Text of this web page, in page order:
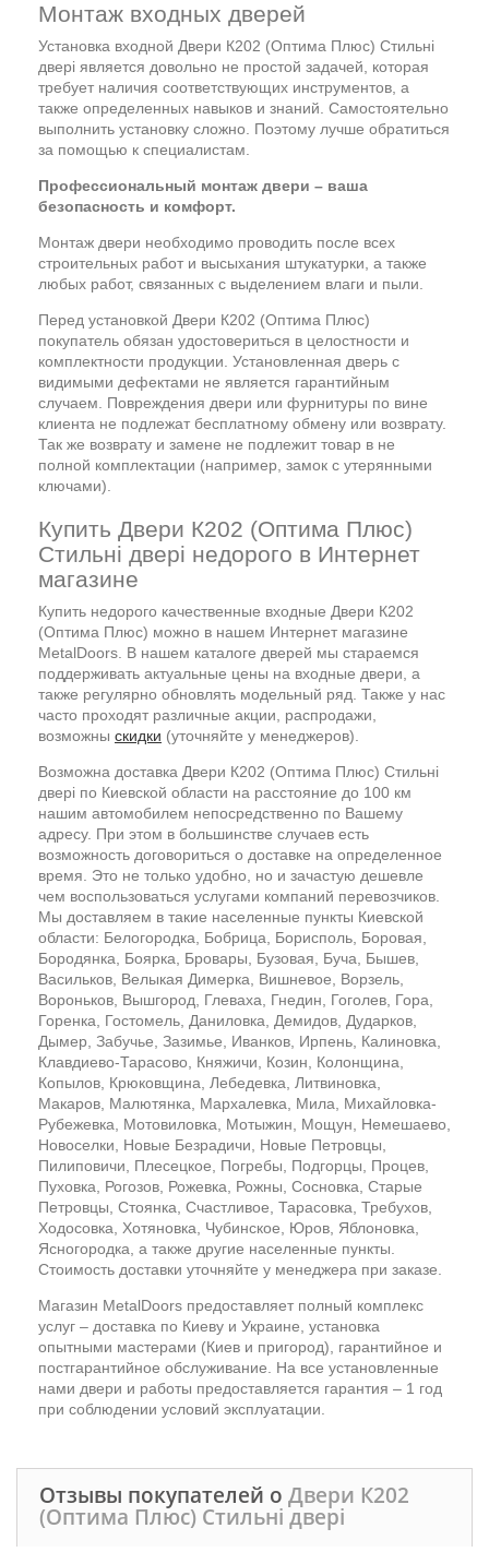
Монтаж входных дверей
Установка входной Двери К202 (Оптима Плюс) Стильні
двері является довольно не простой задачей, которая
требует наличия соответствующих инструментов, а
также определенных навыков и знаний. Самостоятельно
выполнить установку сложно. Поэтому лучше обратиться
за помощью к специалистам.
Профессиональный монтаж двери – ваша
безопасность и комфорт.
Монтаж двери необходимо проводить после всех
строительных работ и высыхания штукатурки, а также
любых работ, связанных с выделением влаги и пыли.
Перед установкой Двери К202 (Оптима Плюс)
покупатель обязан удостовериться в целостности и
комплектности продукции. Установленная дверь с
видимыми дефектами не является гарантийным
случаем. Повреждения двери или фурнитуры по вине
клиента не подлежат бесплатному обмену или возврату.
Так же возврату и замене не подлежит товар в не
полной комплектации (например, замок с утерянными
ключами).
Купить Двери К202 (Оптима Плюс)
Стильні двері недорого в Интернет
магазине
Купить недорого качественные входные Двери К202
(Оптима Плюс) можно в нашем Интернет магазине
MetalDoors. В нашем каталоге дверей мы стараемся
поддерживать актуальные цены на входные двери, а
также регулярно обновлять модельный ряд. Также у нас
часто проходят различные акции, распродажи,
возможны скидки (уточняйте у менеджеров).
Возможна доставка Двери К202 (Оптима Плюс) Стильні
двері по Киевской области на расстояние до 100 км
нашим автомобилем непосредственно по Вашему
адресу. При этом в большинстве случаев есть
возможность договориться о доставке на определенное
время. Это не только удобно, но и зачастую дешевле
чем воспользоваться услугами компаний перевозчиков.
Мы доставляем в такие населенные пункты Киевской
области: Белогородка, Бобрица, Борисполь, Боровая,
Бородянка, Боярка, Бровары, Бузовая, Буча, Бышев,
Васильков, Велыкая Димерка, Вишневое, Ворзель,
Вороньков, Вышгород, Глеваха, Гнедин, Гоголев, Гора,
Горенка, Гостомель, Даниловка, Демидов, Дударков,
Дымер, Забучье, Зазимье, Иванков, Ирпень, Калиновка,
Клавдиево-Тарасово, Княжичи, Козин, Колонщина,
Копылов, Крюковщина, Лебедевка, Литвиновка,
Макаров, Малютянка, Мархалевка, Мила, Михайловка-
Рубежевка, Мотовиловка, Мотыжин, Мощун, Немешаево,
Новоселки, Новые Безрадичи, Новые Петровцы,
Пилиповичи, Плесецкое, Погребы, Подгорцы, Процев,
Пуховка, Рогозов, Рожевка, Рожны, Сосновка, Старые
Петровцы, Стоянка, Счастливое, Тарасовка, Требухов,
Ходосовка, Хотяновка, Чубинское, Юров, Яблоновка,
Ясногородка, а также другие населенные пункты.
Стоимость доставки уточняйте у менеджера при заказе.
Магазин MetalDoors предоставляет полный комплекс
услуг – доставка по Киеву и Украине, установка
опытными мастерами (Киев и пригород), гарантийное и
постгарантийное обслуживание. На все установленные
нами двери и работы предоставляется гарантия – 1 год
при соблюдении условий эксплуатации.
Отзывы покупателей о Двери К202
(Оптима Плюс) Стильні двері